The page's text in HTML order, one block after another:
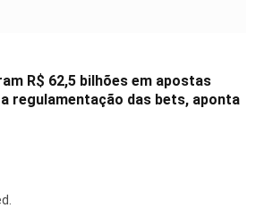
R$ 62,5 bilhões em apostas
regulamentação das bets, aponta